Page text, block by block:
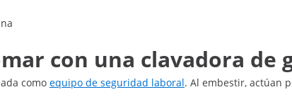
con una clavadora de
como equipo de seguridad laboral. Al embestir, actúan